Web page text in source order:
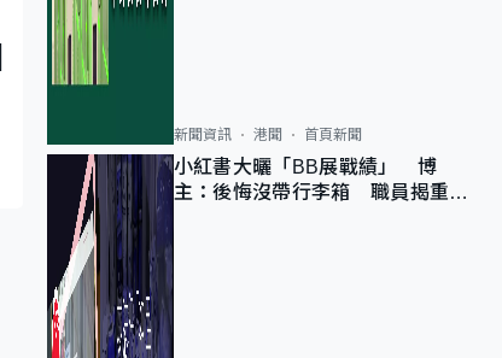
家國天下｜內地寵物經濟 家國天下｜深港寵
新聞資訊 港聞 首頁新聞
小紅書大曬「BB展戰績」 博
主：後悔沒帶行李箱 職員揭重複